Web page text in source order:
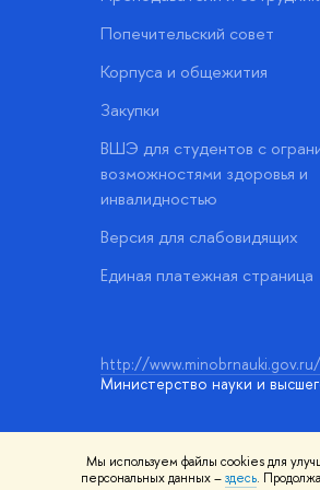
Мы используем файлы cookies для
персональных данных –здесь.
Попечительский совет
Корпуса и общежития
Закупки
ВШЭ для студентов с
возможностями здоровья и
инвалидностью
Версия для слабовидящих
Единая платежная страница
http://www.minobrnauki.gov.ru/
Министерство науки и
© НИУ ВШЭ 1993–2026 Адреса и
Шрифты HSE Sans и HSE Slab